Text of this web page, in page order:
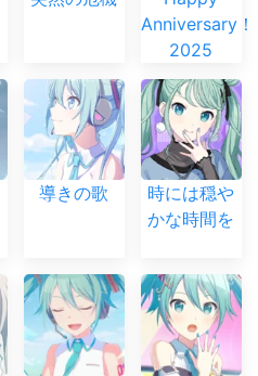
Anniversary！
2025
導きの歌
時には穏や
かな時間を